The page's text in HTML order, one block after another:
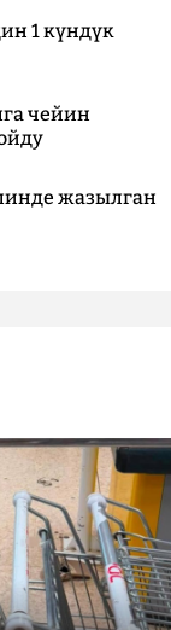
1 күндүк
чейин
жазылган